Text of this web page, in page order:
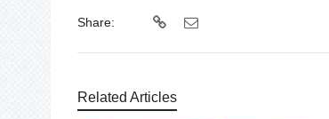
Share:
Related Articles